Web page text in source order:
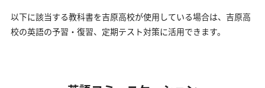
以下に該当する教科書を吉原高校が使用している場合は、 吉原高
校の英語の予習・復習、定期テスト対策に活用できます。